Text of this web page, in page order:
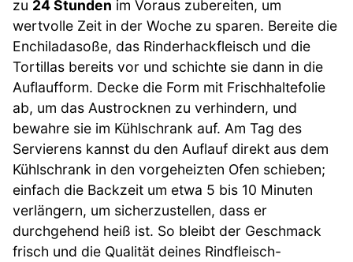
zu 24 Stunden im Voraus zubereiten, um
wertvolle Zeit in der Woche zu sparen. Bereite die
Enchiladasoße, das Rinderhackfleisch und die
Tortillas bereits vor und schichte sie dann in die
Auflaufform. Decke die Form mit Frischhaltefolie
ab, um das Austrocknen zu verhindern, und
bewahre sie im Kühlschrank auf. Am Tag des
Servierens kannst du den Auflauf direkt aus dem
Kühlschrank in den vorgeheizten Ofen schieben;
einfach die Backzeit um etwa 5 bis 10 Minuten
verlängern, um sicherzustellen, dass er
durchgehend heiß ist. So bleibt der Geschmack
frisch und die Qualität deines Rindfleisch-